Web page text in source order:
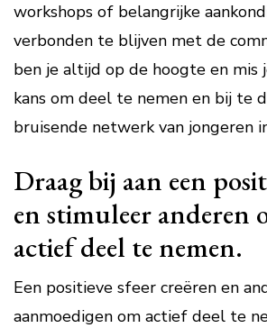
workshops of belangrijke
verbonden te blijven met de
ben je altijd op de hoogte en mis
kans om deel te nemen en bij te
bruisende netwerk van jongeren
Draag bij aan een
en stimuleer anderen
actief deel te nemen.
Een positieve sfeer creëren en
aanmoedigen om actief deel te